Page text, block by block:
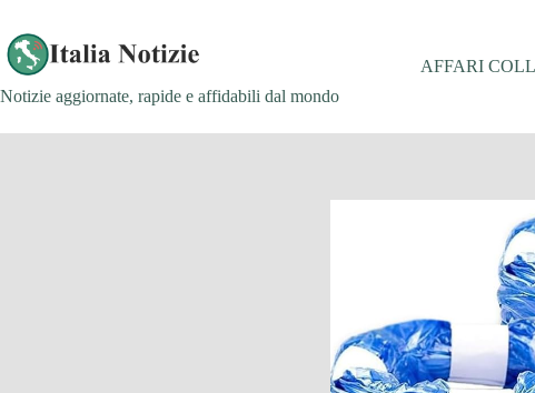
contenuto
Notizie aggiornate, rapide e affidabili dal mondo
AFFARI